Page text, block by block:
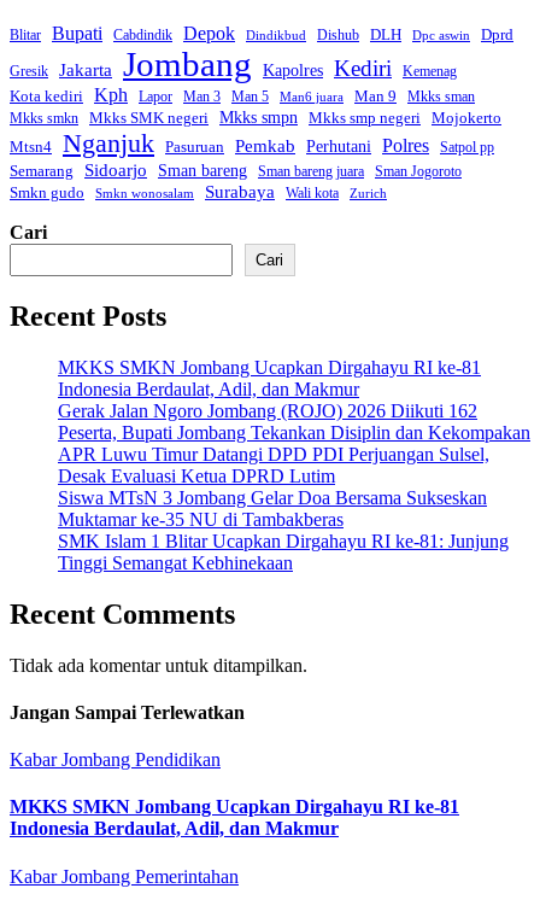
Blitar Bupati Cabdindik Depok Dindikbud Dishub DLH Dpc aswin Dprd
Gresik Jakarta Jombang Kapolres Kediri Kemenag
Kota kediri Kph Lapor Man 3 Man 5 Man6 juara Man 9
Mkks sman
Mkks smkn
Mkks SMK negeri Mkks smpn Mkks smp negeri Mojokerto
Mtsn4 Nganjuk Pasuruan Pemkab Perhutani Polres Satpol pp
Semarang Sidoarjo Sman bareng Sman bareng juara Sman Jogoroto
Smkn gudo Smkn wonosalam Surabaya Wali kota Zurich
Cari
Cari
Recent Posts
MKKS SMKN Jombang Ucapkan Dirgahayu RI ke-81
Indonesia Berdaulat, Adil, dan Makmur
Gerak Jalan Ngoro Jombang (ROJO) 2026 Diikuti 162
Peserta, Bupati Jombang Tekankan Disiplin dan Kekompakan
APR Luwu Timur Datangi DPD PDI Perjuangan Sulsel,
Desak Evaluasi Ketua DPRD Lutim
Siswa MTsN 3 Jombang Gelar Doa Bersama Sukseskan
Muktamar ke-35 NU di Tambakberas
SMK Islam 1 Blitar Ucapkan Dirgahayu RI ke-81: Junjung
Tinggi Semangat Kebhinekaan
Recent Comments
Tidak ada komentar untuk ditampilkan.
Jangan Sampai Terlewatkan
Kabar Jombang Pendidikan
MKKS SMKN Jombang Ucapkan Dirgahayu RI ke-81
Indonesia Berdaulat, Adil, dan Makmur
Kabar Jombang Pemerintahan